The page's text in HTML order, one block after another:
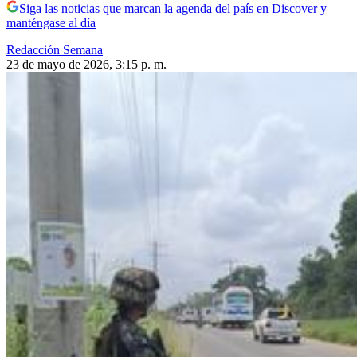
Siga las noticias que marcan la agenda del país en Discover y
manténgase al día
Redacción Semana
23 de mayo de 2026, 3:15 p. m.